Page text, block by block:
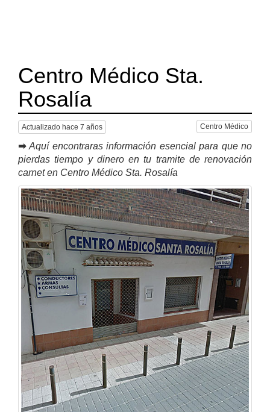
Centro Médico Sta.
Rosalía
Actualizado hace 7 años Centro Médico
➡ Aquí encontraras información esencial para que no
pierdas tiempo y dinero en tu tramite de renovación
carnet en Centro Médico Sta. Rosalía